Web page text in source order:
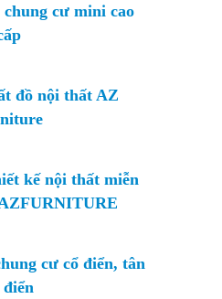
cư mini cao
đồ nội thất AZ
kế nội thất miễn
cư cổ điển, tân
điển